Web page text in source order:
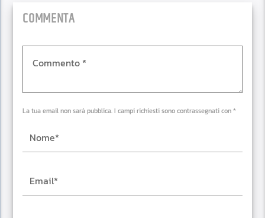
COMMENTA
La tua email non sarà pubblica. I campi richiesti sono contrassegnati con *